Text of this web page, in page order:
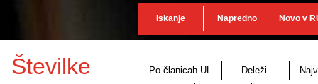
Iskanje Napredno Novo v
Številke Po članicah UL Deleži